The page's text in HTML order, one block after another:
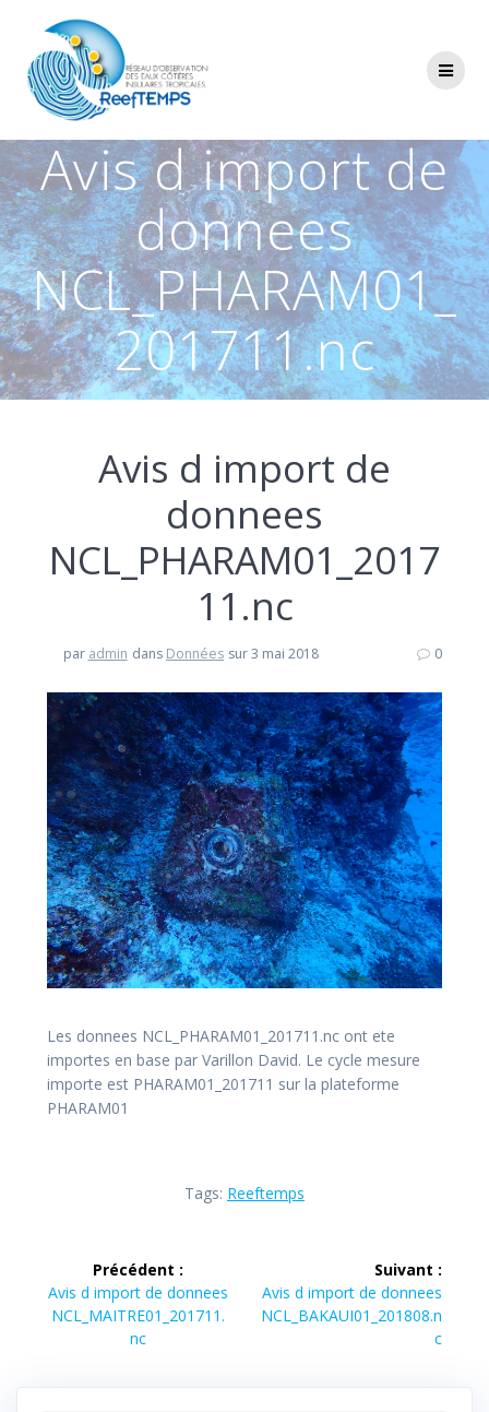
Avis d import de
donnees
NCL_PHARAM01_
201711.nc
Avis d import de
donnees
NCL_PHARAM01_2017
11.nc
par admin dans Données sur 3 mai 2018 0
Les donnees NCL_PHARAM01_201711.nc ont ete
importes en base par Varillon David. Le cycle mesure
importe est PHARAM01_201711 sur la plateforme
PHARAM01
Tags: Reeftemps
Navigation
de
l’article
Précédent :
Article
précédent :
Avis d import de donnees
NCL_MAITRE01_201711.
nc
Suivant :
Article
suivant :
Avis d import de donnees
NCL_BAKAUI01_201808.n
c